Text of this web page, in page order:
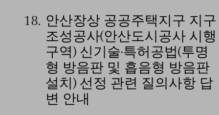
18. 안산장상 공공주택지구 지구
조성공사(안산도시공사 시행
구역) 신기술·특허공법(투명
형 방음판 및 흡음형 방음판
설치) 선정 관련 질의사항 답
변 안내